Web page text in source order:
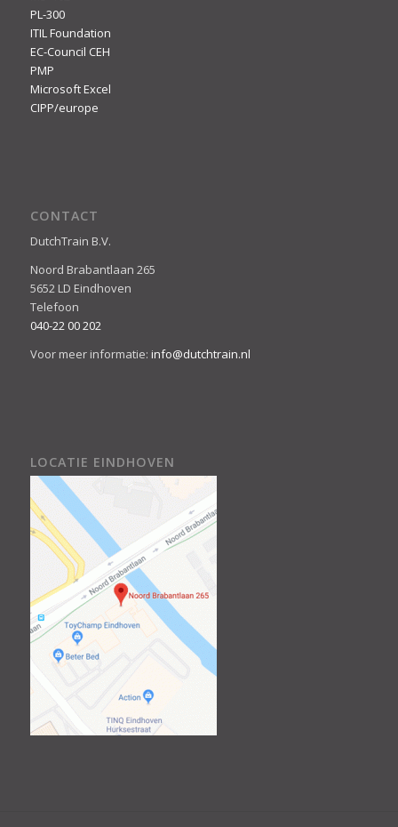
PL-300
ITIL Foundation
EC-Council CEH
PMP
Microsoft Excel
CIPP/europe
CONTACT
DutchTrain B.V.
Noord Brabantlaan 265
5652 LD Eindhoven
Telefoon
040-22 00 202
Voor meer informatie: info@dutchtrain.nl
LOCATIE EINDHOVEN